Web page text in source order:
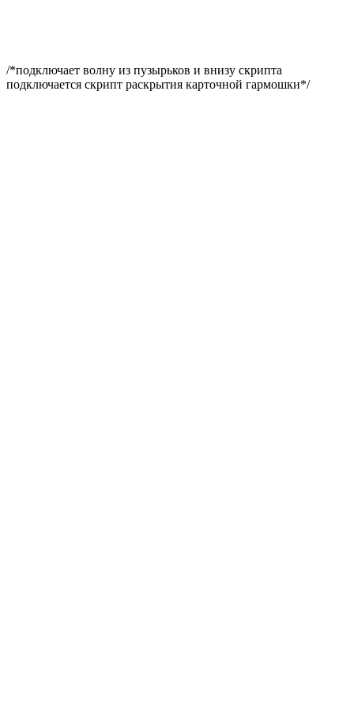
/*подключает волну из пузырьков и внизу скрипта
подключается скрипт раскрытия карточной гармошки*/